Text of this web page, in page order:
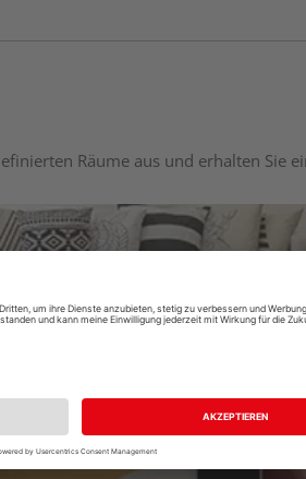
Räume aus und erhalten Sie
Raumplaner